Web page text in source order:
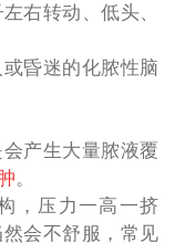
右转动、低头、
昏迷的化脓性脑
产生大量脓液覆
。
，压力一高一挤
会不舒服，常见